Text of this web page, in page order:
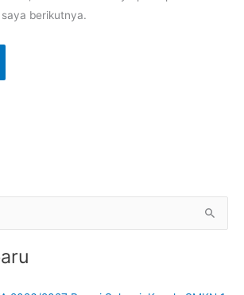
berikutnya.